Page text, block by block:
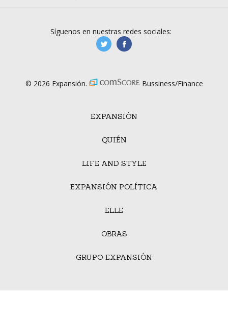
EXPANSIÓN
QUIÉN
LIFE AND STYLE
EXPANSIÓN POLÍTICA
ELLE
OBRAS
GRUPO EXPANSIÓN
Síguenos en nuestras redes sociales:
manufacturaGE
© 2026 Expansión. Bussiness/Finance